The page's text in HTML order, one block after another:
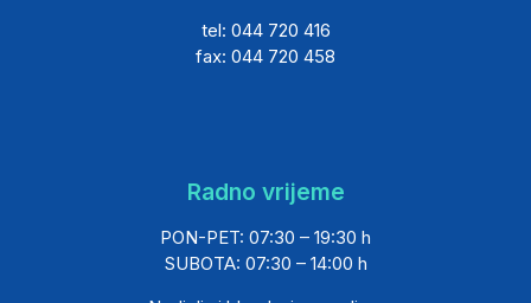
tel: 044 720 416
fax: 044 720 458
Radno vrijeme
PON-PET: 07:30 – 19:30 h
SUBOTA: 07:30 – 14:00 h